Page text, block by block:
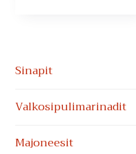
Ensisijainen
sivupalkki
Sinapit
Valkosipuli­marinadit
Majoneesit